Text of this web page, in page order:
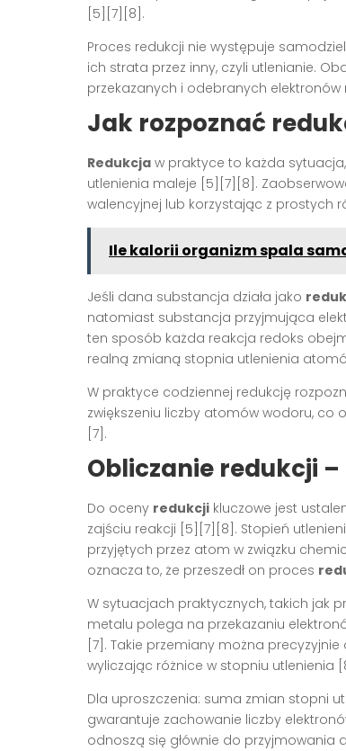
[5][7][8].
Proces redukcji nie występuje
ich strata przez inny, czyli utlenianie.
przekazanych i odebranych
Jak rozpoznać
Redukcja w praktyce to każda
utlenienia maleje [5][7][8].
walencyjnej lub korzystając z prostych
Ile kalorii organizm spala
Jeśli dana substancja działa jako
natomiast substancja przyjmująca
ten sposób każda reakcja redoks
realną zmianą stopnia utlenienia
W praktyce codziennej redukcję
zwiększeniu liczby atomów wodoru, co
[7].
Obliczanie redukcji
Do oceny redukcji kluczowe jest
zajściu reakcji [5][7][8]. Stopień
przyjętych przez atom w związku
oznacza to, że przeszedł on proces
W sytuacjach praktycznych, takich jak
metalu polega na przekazaniu
[7]. Takie przemiany można
wyliczając różnice w stopniu utlenienia
Dla uproszczenia: suma zmian stopni
gwarantuje zachowanie liczby
odnoszą się głównie do